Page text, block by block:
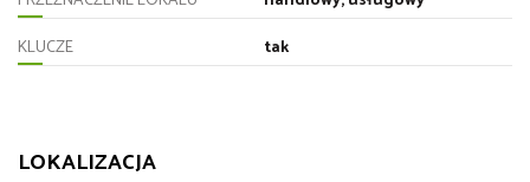
KLUCZE
tak
LOKALIZACJA